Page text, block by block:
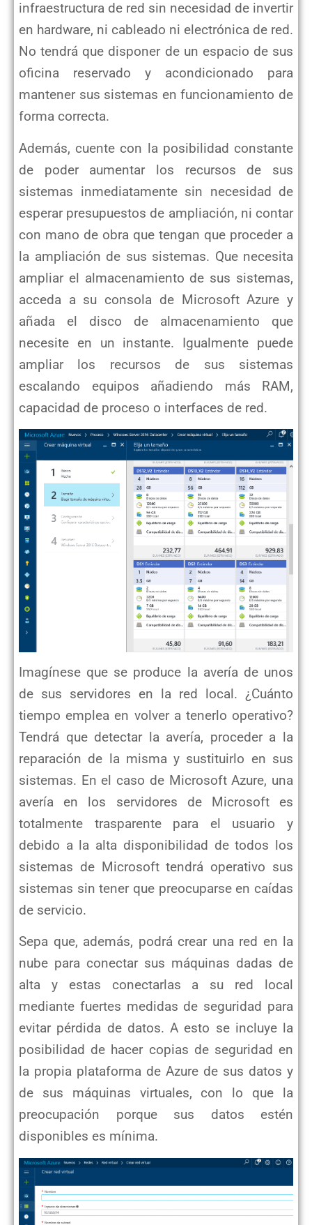
infraestructura de red sin necesidad de invertir
en hardware, ni cableado ni electrónica de red.
No tendrá que disponer de un espacio de sus
oficina reservado y acondicionado para
mantener sus sistemas en funcionamiento de
forma correcta.
Además, cuente con la posibilidad constante
de poder aumentar los recursos de sus
sistemas inmediatamente sin necesidad de
esperar presupuestos de ampliación, ni contar
con mano de obra que tengan que proceder a
la ampliación de sus sistemas. Que necesita
ampliar el almacenamiento de sus sistemas,
acceda a su consola de Microsoft Azure y
añada el disco de almacenamiento que
necesite en un instante. Igualmente puede
ampliar los recursos de sus sistemas
escalando equipos añadiendo más RAM,
capacidad de proceso o interfaces de red.
Imagínese que se produce la avería de unos
de sus servidores en la red local. ¿Cuánto
tiempo emplea en volver a tenerlo operativo?
Tendrá que detectar la avería, proceder a la
reparación de la misma y sustituirlo en sus
sistemas. En el caso de Microsoft Azure, una
avería en los servidores de Microsoft es
totalmente trasparente para el usuario y
debido a la alta disponibilidad de todos los
sistemas de Microsoft tendrá operativo sus
sistemas sin tener que preocuparse en caídas
de servicio.
Sepa que, además, podrá crear una red en la
nube para conectar sus máquinas dadas de
alta y estas conectarlas a su red local
mediante fuertes medidas de seguridad para
evitar pérdida de datos. A esto se incluye la
posibilidad de hacer copias de seguridad en
la propia plataforma de Azure de sus datos y
de sus máquinas virtuales, con lo que la
preocupación porque sus datos estén
disponibles es mínima.